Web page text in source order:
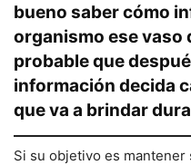
bueno saber cómo
organismo ese vaso
probable que
información decida
que va a brindar
Si su objetivo es